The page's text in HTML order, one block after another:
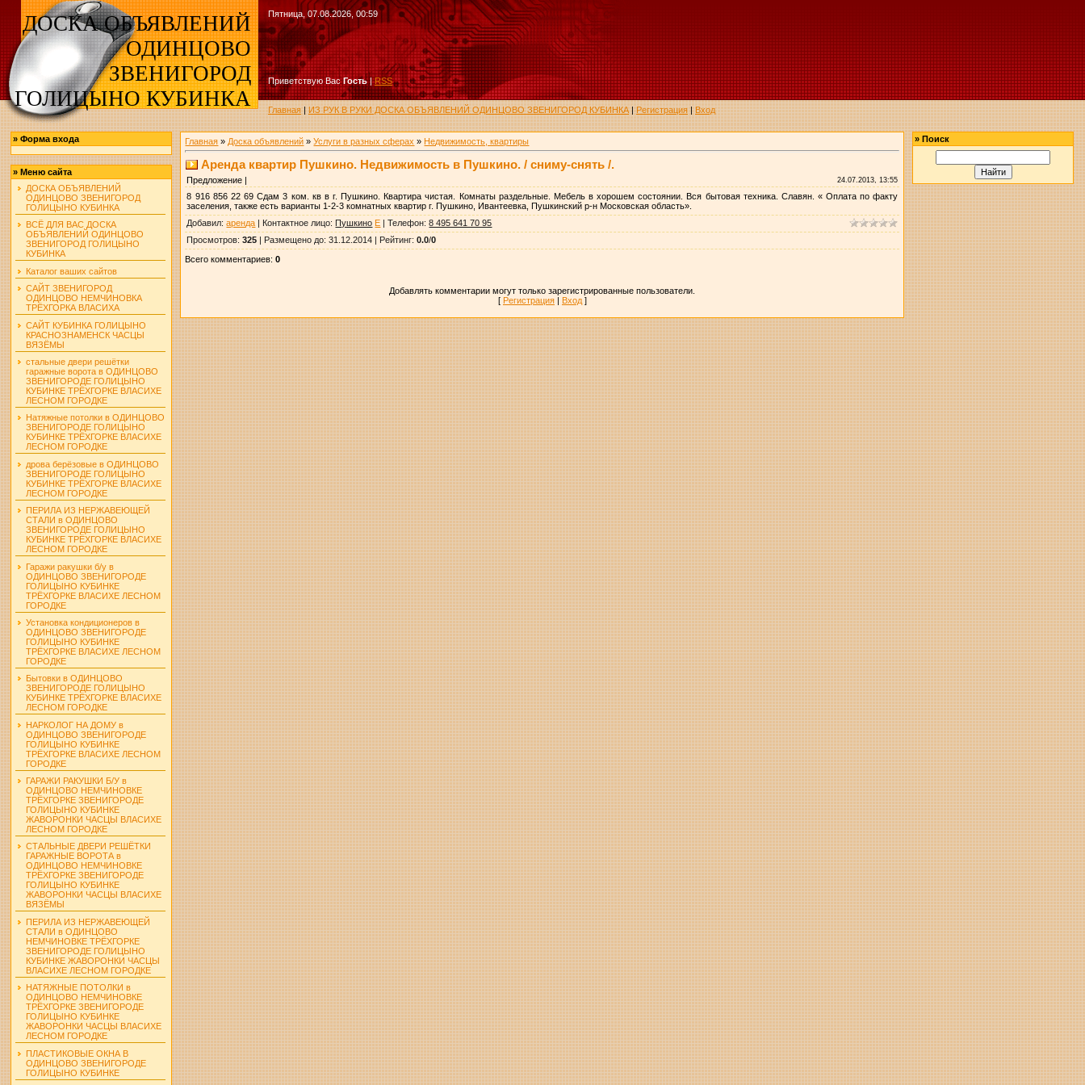
ДОСКА ОБЪЯВЛЕНИЙ
ОДИНЦОВО
ЗВЕНИГОРОД
ГОЛИЦЫНО КУБИНКА
Пятница, 07.08.2026, 00:59
Приветствую Вас Гость|RSS
Главная|ИЗ РУК В РУКИ ДОСКА ОБЪЯВЛЕНИЙ ОДИНЦОВО ЗВЕНИГОРОД КУБИНКА|Регистрация|Вход
»Форма входа
»Меню сайта
ДОСКА ОБЪЯВЛЕНИЙ
ОДИНЦОВО ЗВЕНИГОРОД
ГОЛИЦЫНО КУБИНКА
ВСЁ ДЛЯ ВАС ДОСКА
ОБЪЯВЛЕНИЙ ОДИНЦОВО
ЗВЕНИГОРОД ГОЛИЦЫНО
КУБИНКА
Каталог ваших сайтов
САЙТ ЗВЕНИГОРОД
ОДИНЦОВО НЕМЧИНОВКА
ТРЁХГОРКА ВЛАСИХА
САЙТ КУБИНКА ГОЛИЦЫНО
КРАСНОЗНАМЕНСК ЧАСЦЫ
ВЯЗЁМЫ
стальные двери решётки
гаражные ворота в ОДИНЦОВО
ЗВЕНИГОРОДЕ ГОЛИЦЫНО
КУБИНКЕ ТРЁХГОРКЕ ВЛАСИХЕ
ЛЕСНОМ ГОРОДКЕ
Натяжные потолки в ОДИНЦОВО
ЗВЕНИГОРОДЕ ГОЛИЦЫНО
КУБИНКЕ ТРЁХГОРКЕ ВЛАСИХЕ
ЛЕСНОМ ГОРОДКЕ
дрова берёзовые в ОДИНЦОВО
ЗВЕНИГОРОДЕ ГОЛИЦЫНО
КУБИНКЕ ТРЁХГОРКЕ ВЛАСИХЕ
ЛЕСНОМ ГОРОДКЕ
ПЕРИЛА ИЗ НЕРЖАВЕЮЩЕЙ
СТАЛИ в ОДИНЦОВО
ЗВЕНИГОРОДЕ ГОЛИЦЫНО
КУБИНКЕ ТРЁХГОРКЕ ВЛАСИХЕ
ЛЕСНОМ ГОРОДКЕ
Гаражи ракушки б/у в
ОДИНЦОВО ЗВЕНИГОРОДЕ
ГОЛИЦЫНО КУБИНКЕ
ТРЁХГОРКЕ ВЛАСИХЕ ЛЕСНОМ
ГОРОДКЕ
Установка кондиционеров в
ОДИНЦОВО ЗВЕНИГОРОДЕ
ГОЛИЦЫНО КУБИНКЕ
ТРЁХГОРКЕ ВЛАСИХЕ ЛЕСНОМ
ГОРОДКЕ
Бытовки в ОДИНЦОВО
ЗВЕНИГОРОДЕ ГОЛИЦЫНО
КУБИНКЕ ТРЁХГОРКЕ ВЛАСИХЕ
ЛЕСНОМ ГОРОДКЕ
НАРКОЛОГ НА ДОМУ в
ОДИНЦОВО ЗВЕНИГОРОДЕ
ГОЛИЦЫНО КУБИНКЕ
ТРЁХГОРКЕ ВЛАСИХЕ ЛЕСНОМ
ГОРОДКЕ
ГАРАЖИ РАКУШКИ Б/У в
ОДИНЦОВО НЕМЧИНОВКЕ
ТРЁХГОРКЕ ЗВЕНИГОРОДЕ
ГОЛИЦЫНО КУБИНКЕ
ЖАВОРОНКИ ЧАСЦЫ ВЛАСИХЕ
ЛЕСНОМ ГОРОДКЕ
СТАЛЬНЫЕ ДВЕРИ РЕШЁТКИ
ГАРАЖНЫЕ ВОРОТА в
ОДИНЦОВО НЕМЧИНОВКЕ
ТРЁХГОРКЕ ЗВЕНИГОРОДЕ
ГОЛИЦЫНО КУБИНКЕ
ЖАВОРОНКИ ЧАСЦЫ ВЛАСИХЕ
ВЯЗЁМЫ
ПЕРИЛА ИЗ НЕРЖАВЕЮЩЕЙ
СТАЛИ в ОДИНЦОВО
НЕМЧИНОВКЕ ТРЁХГОРКЕ
ЗВЕНИГОРОДЕ ГОЛИЦЫНО
КУБИНКЕ ЖАВОРОНКИ ЧАСЦЫ
ВЛАСИХЕ ЛЕСНОМ ГОРОДКЕ
НАТЯЖНЫЕ ПОТОЛКИ в
ОДИНЦОВО НЕМЧИНОВКЕ
ТРЁХГОРКЕ ЗВЕНИГОРОДЕ
ГОЛИЦЫНО КУБИНКЕ
ЖАВОРОНКИ ЧАСЦЫ ВЛАСИХЕ
ЛЕСНОМ ГОРОДКЕ
ПЛАСТИКОВЫЕ ОКНА В
ОДИНЦОВО ЗВЕНИГОРОДЕ
ГОЛИЦЫНО КУБИНКЕ
Главная » Доска объявлений »Услуги в разных сферах » Недвижимость, квартиры
Аренда квартир Пушкино. Недвижимость в Пушкино. / сниму-снять /.
Предложение | 24.07.2013, 13:55
8 916 856 22 69 Сдам 3 ком. кв в г. Пушкино. Квартира чистая. Комнаты раздельные. Мебель в хорошем состоянии. Вся бытовая техника. Славян. « Оплата по факту
заселения, также есть варианты 1-2-3 комнатных квартир г. Пушкино, Ивантеевка, Пушкинский р-н Московская область».
Добавил:аренда | Контактное лицо:Пушкино E |Телефон:8 495 641 70 95
Просмотров:325 | Размещено до: 31.12.2014 | Рейтинг:0.0/0
Всего комментариев:0
Добавлять комментарии могут только зарегистрированные пользователи.
[ Регистрация| Вход]
»Поиск